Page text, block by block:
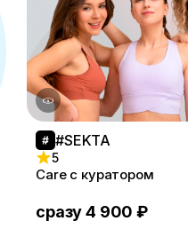
#SEKTA
5
Care с куратором
сразу 4 900 ₽